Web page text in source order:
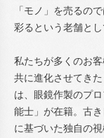
「モノ」を売るの
彩るという老舗とし
私たちが多くのお
共に進化させてき
は、眼鏡作製のプ
能士」が在籍。古
に基づいた独自の